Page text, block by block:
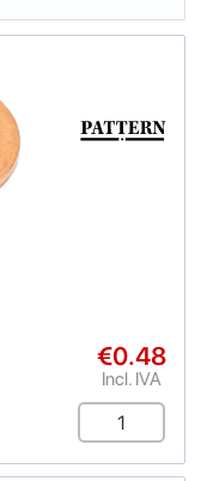
€0.48
Incl. IVA